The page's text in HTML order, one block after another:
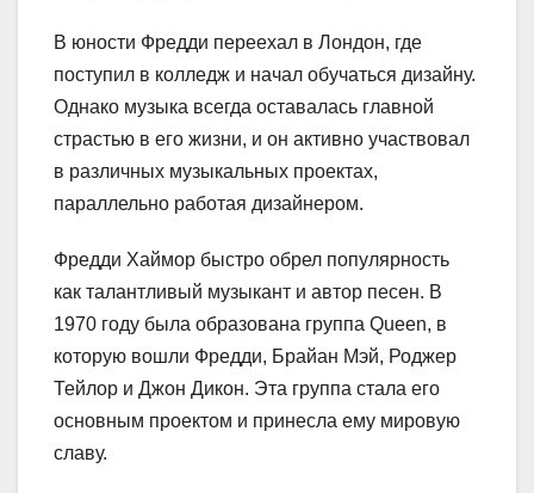
В юности Фредди переехал в Лондон, где
поступил в колледж и начал обучаться дизайну.
Однако музыка всегда оставалась главной
страстью в его жизни, и он активно участвовал
в различных музыкальных проектах,
параллельно работая дизайнером.
Фредди Хаймор быстро обрел популярность
как талантливый музыкант и автор песен. В
1970 году была образована группа Queen, в
которую вошли Фредди, Брайан Мэй, Роджер
Тейлор и Джон Дикон. Эта группа стала его
основным проектом и принесла ему мировую
славу.